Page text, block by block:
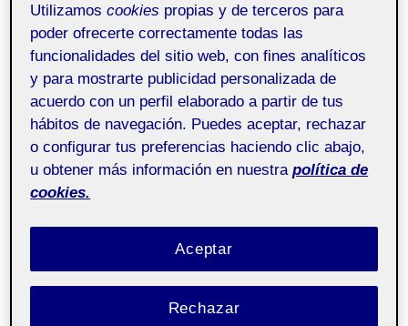
Utilizamoscookies propias y de terceros para
poder ofrecerte correctamente todas las
funcionalidades del sitio web, con fines analíticos
y para mostrarte publicidad personalizada de
acuerdo con un perfil elaborado a partir de tus
hábitos de navegación. Puedes aceptar, rechazar
o configurar tus preferencias haciendo clic abajo,
u obtener más información en nuestra política de
cookies.
Rechazar
Aceptar